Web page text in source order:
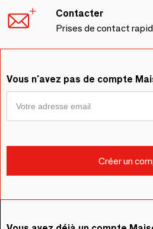
Contacter
Prises de contact
Vous n'avez pas de compte